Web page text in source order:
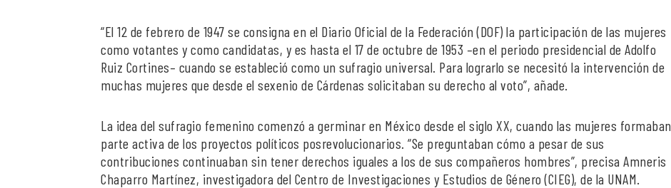
“El 12 de febrero de 1947 se consigna en el Diario Oficial de la Federación (DOF) la participación de las mujeres
como votantes y como candidatas, y es hasta el 17 de octubre de 1953 –en el periodo presidencial de Adolfo
Ruiz Cortines– cuando se estableció como un sufragio universal. Para lograrlo se necesitó la intervención de
muchas mujeres que desde el sexenio de Cárdenas solicitaban su derecho al voto”, añade.
La idea del sufragio femenino comenzó a germinar en México desde el siglo XX, cuando las mujeres formaban
parte activa de los proyectos políticos posrevolucionarios. “Se preguntaban cómo a pesar de sus
contribuciones continuaban sin tener derechos iguales a los de sus compañeros hombres”, precisa Amneris
Chaparro Martínez, investigadora del Centro de Investigaciones y Estudios de Género (CIEG), de la UNAM.